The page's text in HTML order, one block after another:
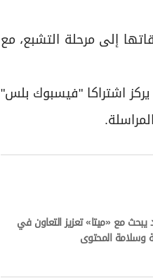
إلى مرحلة التشبع، مع
اشتراكا "فيسبوك بلس"
يبحث مع «ميتا» تعزيز التعاون في
وسلامة المحتوى